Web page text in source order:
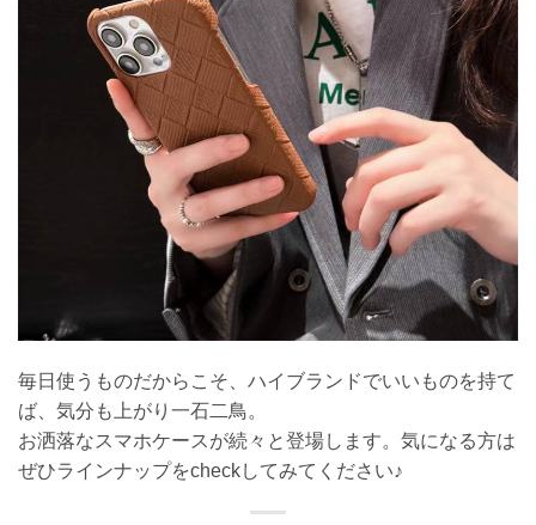
毎日使うものだからこそ、ハイブランドでいいものを持て
ば、気分も上がり一石二鳥。
お洒落なスマホケースが続々と登場します。気になる方は
ぜひラインナップをcheckしてみてください♪